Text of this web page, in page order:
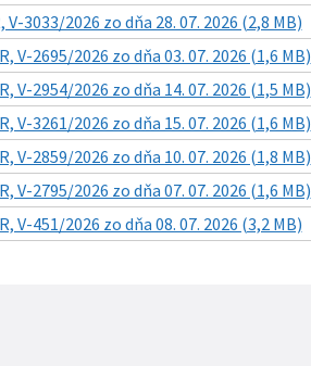
3033/2026 zo dňa 28. 07. 2026 (2,8 MB)
2695/2026 zo dňa 03. 07. 2026 (1,6 MB)
2954/2026 zo dňa 14. 07. 2026 (1,5 MB)
3261/2026 zo dňa 15. 07. 2026 (1,6 MB)
2859/2026 zo dňa 10. 07. 2026 (1,8 MB)
2795/2026 zo dňa 07. 07. 2026 (1,6 MB)
451/2026 zo dňa 08. 07. 2026 (3,2 MB)